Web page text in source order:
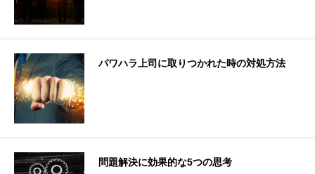
パワハラ上司に取りつかれた時の対処方法
問題解決に効果的な5つの思考